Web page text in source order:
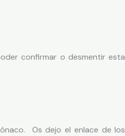
confirmar o desmentir esta
Os dejo el enlace de los